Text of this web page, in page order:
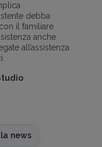
debba
il familiare
anche
all’assistenza
news